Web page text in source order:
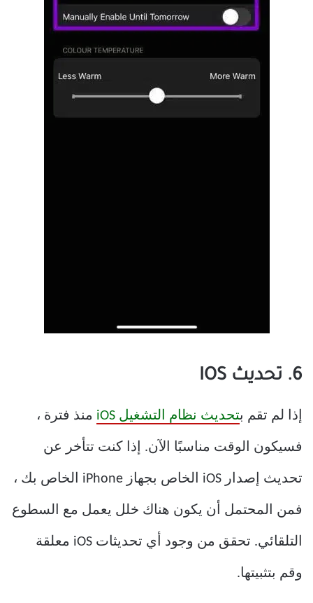
6. تحديث IOS
إذا لم تقم بتحديث نظام التشغيل iOS منذ فترة ،
فسيكون الوقت مناسبًا الآن. إذا كنت تتأخر عن
تحديث إصدار iOS الخاص بجهاز iPhone الخاص بك ،
فمن المحتمل أن يكون هناك خلل يعمل مع السطوع
التلقائي. تحقق من وجود أي تحديثات iOS معلقة
وقم بتثبيتها.